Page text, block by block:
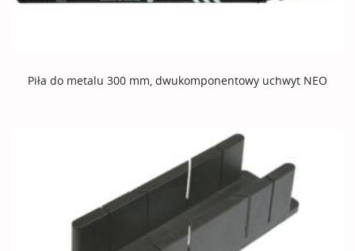
Piła do metalu 300 mm, dwukomponentowy uchwyt NEO